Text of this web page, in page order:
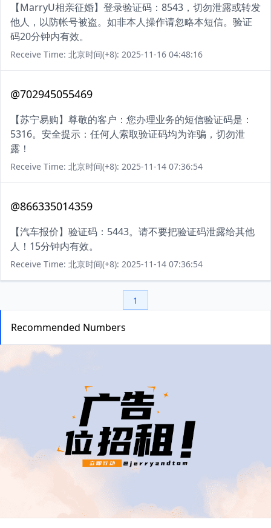
【MarryU相亲征婚】登录验证码：8543，切勿泄露或转发
他人，以防帐号被盗。如非本人操作请忽略本短信。验证
码20分钟内有效。
Receive Time: 北京时间(+8): 2025-11-16 04:48:16
@702945055469
【苏宁易购】尊敬的客户：您办理业务的短信验证码是：
5316。安全提示：任何人索取验证码均为诈骗，切勿泄
露！
Receive Time: 北京时间(+8): 2025-11-14 07:36:54
@866335014359
【汽车报价】验证码：5443。请不要把验证码泄露给其他
人！15分钟内有效。
Receive Time: 北京时间(+8): 2025-11-14 07:36:54
1
Recommended Numbers